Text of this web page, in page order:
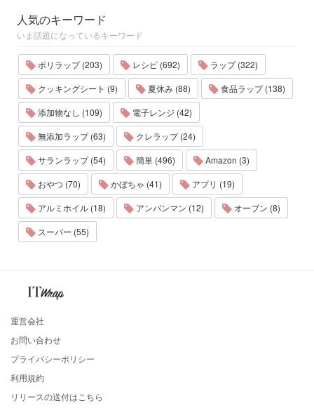
人気のキーワード
いま話題になっているキーワード
ポリラップ (203) レシピ (692)
ラップ (322)
クッキングシート (9)
夏休み (88)
食品ラップ (138)
添加物なし (109)
電子レンジ (42)
無添加ラップ (63)
クレラップ (24)
サランラップ (54)
簡単 (496)
Amazon (3)
おやつ (70)
かぼちゃ (41)
アプリ (19)
アルミホイル (18)
アンパンマン (12)
オーブン (8)
スーパー (55)
運営会社
お問い合わせ
プライバシーポリシー
利用規約
リリースの送付はこちら